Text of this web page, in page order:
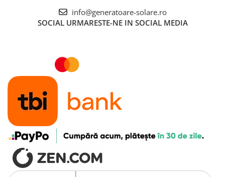
info@generatoare-solare.ro
SOCIAL URMARESTE-NE IN SOCIAL MEDIA